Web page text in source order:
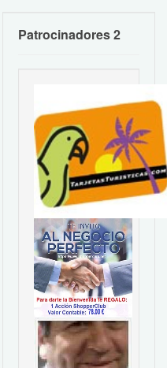
Patrocinadores 2